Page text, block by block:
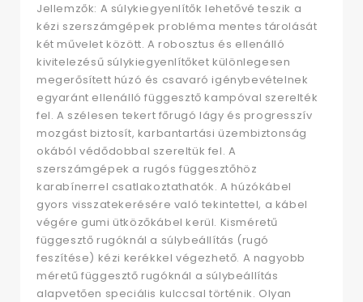
Jellemzők: A súlykiegyenlítők lehetővé teszik a
kézi szerszámgépek probléma mentes tárolását
két művelet között. A robosztus és ellenálló
kivitelezésű súlykiegyenlítőket különlegesen
megerősített húzó és csavaró igénybevételnek
egyaránt ellenálló függesztő kampóval szerelték
fel. A szélesen tekert főrugó lágy és progresszív
mozgást biztosít, karbantartási üzembiztonság
okából védődobbal szereltük fel. A
szerszámgépek a rugós függesztőhöz
karabínerrel csatlakoztathatók. A húzókábel
gyors visszatekerésére való tekintettel, a kábel
végére gumi ütközőkábel kerül. Kisméretű
függesztő rugóknál a súlybeállítás (rugó
feszítése) kézi kerékkel végezhető. A nagyobb
méretű függesztő rugóknál a súlybeállítás
alapvetően speciális kulccsal történik. Olyan